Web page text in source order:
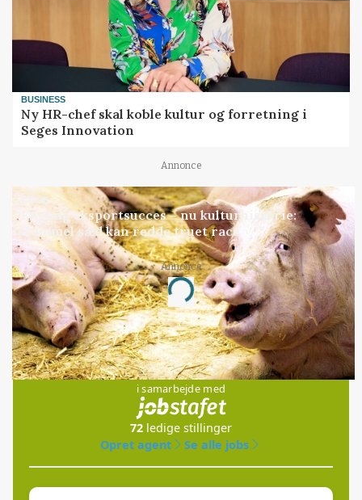
BUSINESS
Ny HR-chef skal koble kultur og forretning i
Seges Innovation
Annonce
GRISE
Engang eksportsucces – nu kulturhistorie:
Gammel sæd kan redde truet race
Annonce
Loading...
Jobs
i samarbejde med
72 ledige stillinger
Opret agent
Se alle jobs